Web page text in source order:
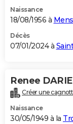
Naissance
18/08/1956 à Mens
Décès
07/01/2024 à
Renee
Créer une
Naissance
30/05/1949 à la